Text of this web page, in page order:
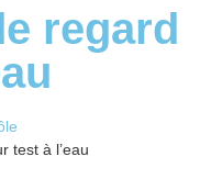
regard
test à l’eau